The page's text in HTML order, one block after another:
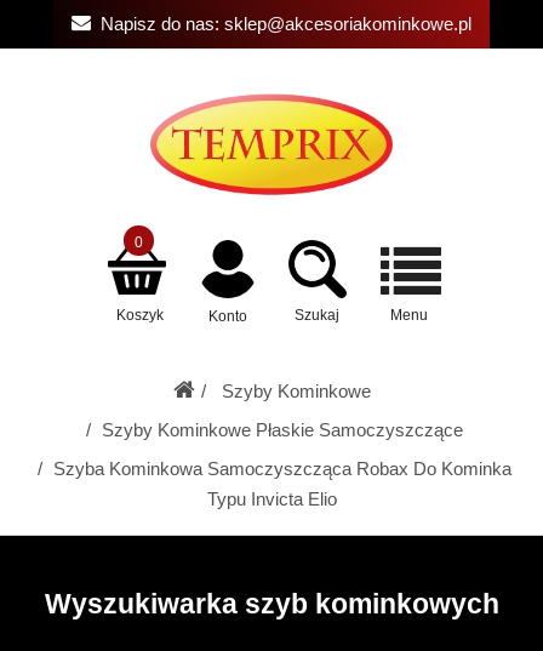
Napisz do nas: sklep@akcesoriakominkowe.pl
Koszyk
0
Konto Szukaj Menu
Szyby Kominkowe
Szyby Kominkowe Płaskie Samoczyszczące
Szyba Kominkowa Samoczyszcząca Robax Do Kominka
Typu Invicta Elio
Wyszukiwarka szyb kominkowych